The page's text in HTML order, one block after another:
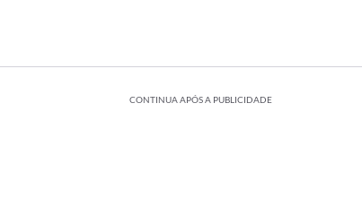
CONTINUA APÓS A PUBLICIDADE